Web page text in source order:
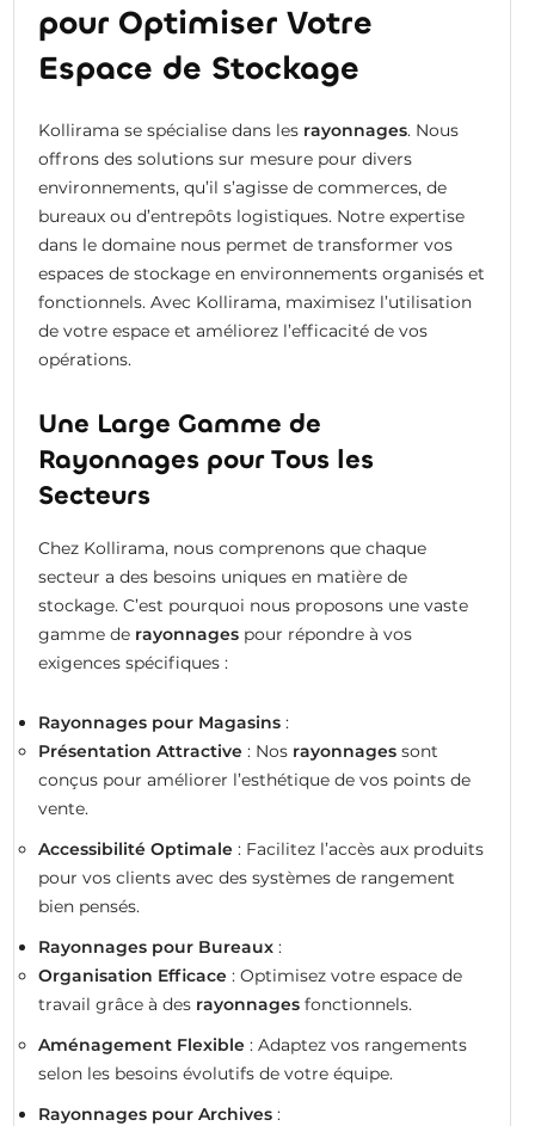
pour Optimiser Votre
Espace de Stockage
Kollirama se spécialise dans les rayonnages. Nous
offrons des solutions sur mesure pour divers
environnements, qu’il s’agisse de commerces, de
bureaux ou d’entrepôts logistiques. Notre expertise
dans le domaine nous permet de transformer vos
espaces de stockage en environnements organisés et
fonctionnels. Avec Kollirama, maximisez l’utilisation
de votre espace et améliorez l’efficacité de vos
opérations.
Une Large Gamme de
Rayonnages pour Tous les
Secteurs
Chez Kollirama, nous comprenons que chaque
secteur a des besoins uniques en matière de
stockage. C’est pourquoi nous proposons une vaste
gamme de rayonnagespour répondre à vos
exigences spécifiques :
Rayonnages pour Magasins:
Présentation Attractive: Nos rayonnagessont
conçus pour améliorer l’esthétique de vos points de
vente.
Accessibilité Optimale: Facilitez l’accès aux produits
pour vos clients avec des systèmes de rangement
bien pensés.
Rayonnages pour Bureaux:
Organisation Efficace: Optimisez votre espace de
travail grâce à des rayonnagesfonctionnels.
Aménagement Flexible: Adaptez vos rangements
selon les besoins évolutifs de votre équipe.
Rayonnages pour Archives: